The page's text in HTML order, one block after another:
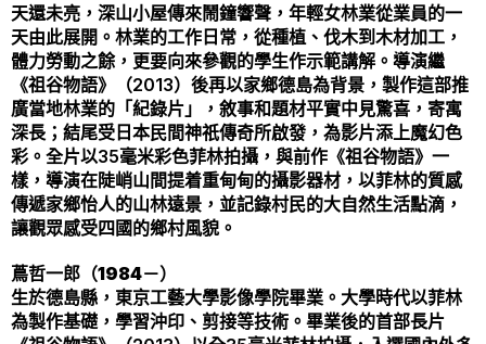
天還未亮，深山小屋傳來鬧鐘響聲，年輕女林業從業員的一
天由此展開。林業的工作日常，從種植、伐木到木材加工，
體力勞動之餘，更要向來參觀的學生作示範講解。導演繼
《祖谷物語》（2013）後再以家鄉德島為背景，製作這部推
廣當地林業的「紀錄片」，敘事和題材平實中見驚喜，寄寓
深長；結尾受日本民間神祇傳奇所啟發，為影片添上魔幻色
彩。全片以35毫米彩色菲林拍攝，與前作《祖谷物語》一
樣，導演在陡峭山間提着重甸甸的攝影器材，以菲林的質感
傳遞家鄉怡人的山林遠景，並記錄村民的大自然生活點滴，
讓觀眾感受四國的鄉村風貌。
蔦哲一郎（1984－）
生於德島縣，東京工藝大學影像學院畢業。大學時代以菲林
為製作基礎，學習沖印、剪接等技術。畢業後的首部長片